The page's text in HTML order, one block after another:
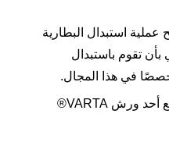
عملية استبدال البطارية
بأن تقوم باستبدال
في هذا المجال.
بدلاً من ذلك، يُفضل التواصل مع أحد ورش VARTA®